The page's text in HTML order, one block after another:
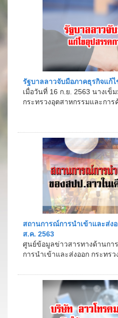
รัฐบาลลาวจับมือภาคธุรกิจแก้ไ
เมื่อวันที่ 16 ก.ย. 2563 นางเ
กระทรวงอุตสาหกรรมและกา
สถานการณ์การนำเข้าและส่ง
ส.ค. 2563
ศูนย์ข้อมูลข่าวสารทางด้านกา
การนำเข้าและส่งออก กระทร